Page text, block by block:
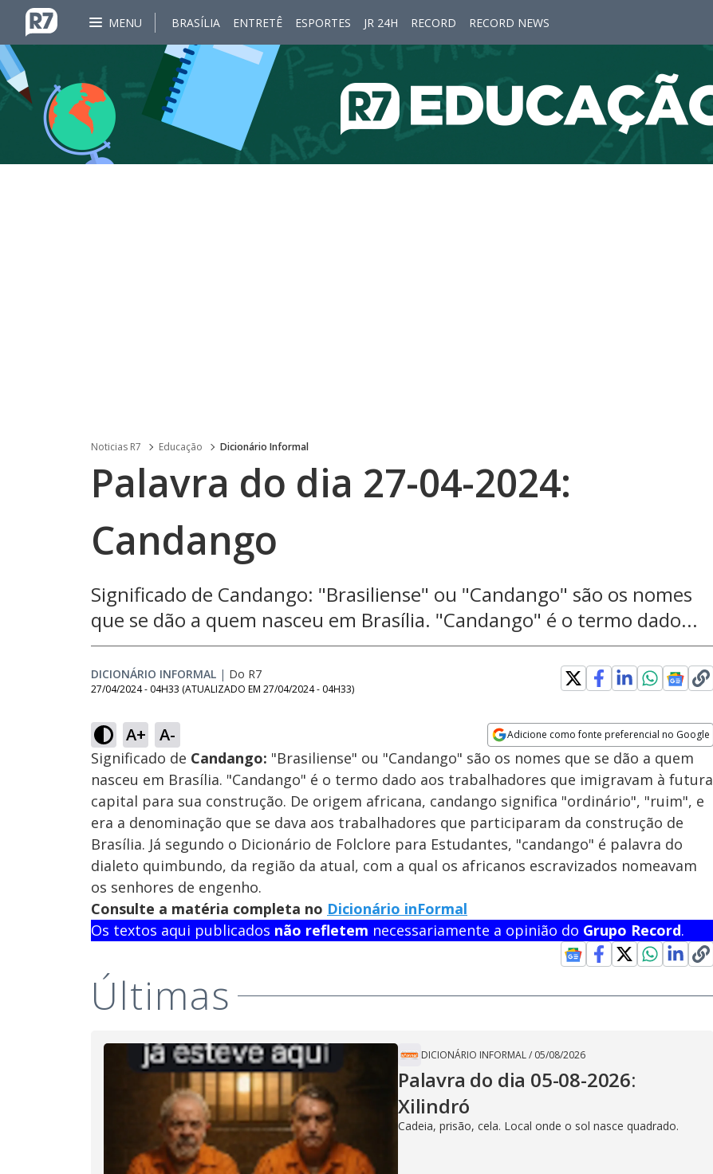
MENU BRASÍLIA ENTRETÊ ESPORTES JR 24H RECORD RECORD NEWS
Noticias R7 Educação Dicionário Informal
Palavra do dia 27-04-2024:
Candango
Significado de Candango: "Brasiliense" ou "Candango" são os nomes
que se dão a quem nasceu em Brasília. "Candango" é o termo dado...
DICIONÁRIO INFORMAL | Do R7
27/04/2024 - 04H33 (ATUALIZADO EM 27/04/2024 - 04H33)
A+ A- Adicione como fonte preferencial no Google
Opens in new window
Significado de Candango: "Brasiliense" ou "Candango" são os nomes que se dão a quem
nasceu em Brasília. "Candango" é o termo dado aos trabalhadores que imigravam à futura
capital para sua construção. De origem africana, candango significa "ordinário", "ruim", e
era a denominação que se dava aos trabalhadores que participaram da construção de
Brasília. Já segundo o Dicionário de Folclore para Estudantes, "candango" é palavra do
dialeto quimbundo, da região da atual, com a qual os africanos escravizados nomeavam
os senhores de engenho.
Consulte a matéria completa no Dicionário inFormal
Os textos aqui publicados não refletem necessariamente a opinião do Grupo Record.
Últimas
DICIONÁRIO INFORMAL/ 05/08/2026
Palavra do dia 05-08-2026:
Xilindró
Cadeia, prisão, cela. Local onde o sol nasce quadrado.